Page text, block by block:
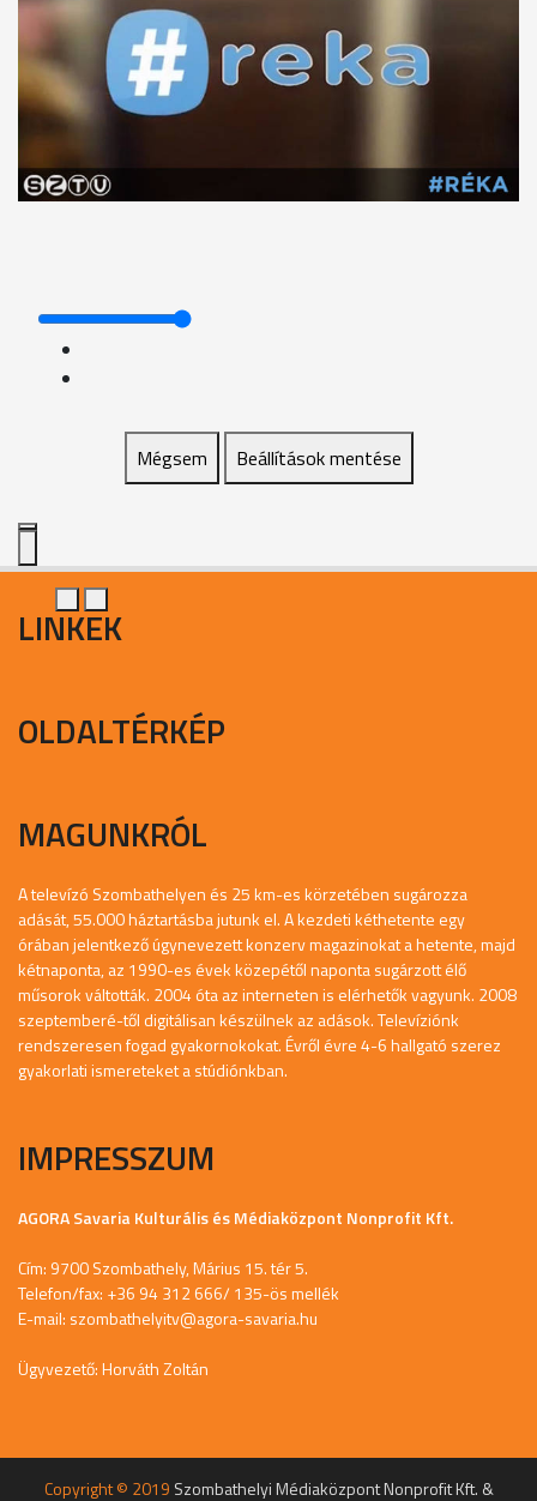
Mégsem Beállítások mentése
LINKEK
OLDALTÉRKÉP
MAGUNKRÓL
A televízó Szombathelyen és 25 km-es körzetében sugározza
adását, 55.000 háztartásba jutunk el. A kezdeti kéthetente egy
órában jelentkező úgynevezett konzerv magazinokat a hetente, majd
kétnaponta, az 1990-es évek közepétől naponta sugárzott élő
műsorok váltották. 2004 óta az interneten is elérhetők vagyunk. 2008
szeptemberé-től digitálisan készülnek az adások. Televíziónk
rendszeresen fogad gyakornokokat. Évről évre 4-6 hallgató szerez
gyakorlati ismereteket a stúdiónkban.
IMPRESSZUM
AGORA Savaria Kulturális és Médiaközpont Nonprofit Kft.
Cím: 9700 Szombathely, Márius 15. tér 5.
Telefon/fax: +36 94 312 666/ 135-ös mellék
E-mail: szombathelyitv@agora-savaria.hu
Ügyvezető: Horváth Zoltán
Copyright © 2019 Szombathelyi Médiaközpont Nonprofit Kft. &